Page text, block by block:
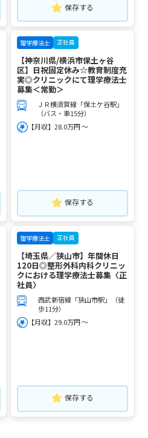
保存する
理学療法士 正社員
【神奈川県/横浜市保土ヶ谷
区】日祝固定休み☆教育制度充
実◎クリニックにて理学療法士
募集＜常勤＞
ＪＲ横須賀線「保土ケ谷駅」
（バス・車15分）
【月収】28.0万円 ～
保存する
理学療法士 正社員
【埼玉県／狭山市】年間休日
120日◎整形外科内科クリニッ
クにおける理学療法士募集〈正
社員〉
西武新宿線「狭山市駅」（徒
歩11分）
【月収】29.0万円 ～
保存する